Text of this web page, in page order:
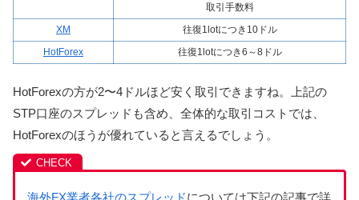
取引手数料
XM
往復1lotにつき10ドル
HotForex
往復1lotにつき6～8ドル
HotForexの方が2〜4ドルほど安く取引できますね。上記の
STP口座のスプレッドも含め、全体的な取引コストでは、
HotForexのほうが優れていると言えるでしょう。